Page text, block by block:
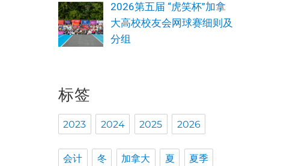
2026第五届 “虎笑杯”加拿
大高校校友会网球赛细则及
分组
标签
2023 2024 2025 2026
会计 冬 加拿大 夏 夏季